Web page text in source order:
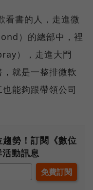
看書的人，走進微
）的總部中，裡
），走進大門
就是一整排微軟
能夠跟帶領公司
勢！訂閱《數位
動訊息